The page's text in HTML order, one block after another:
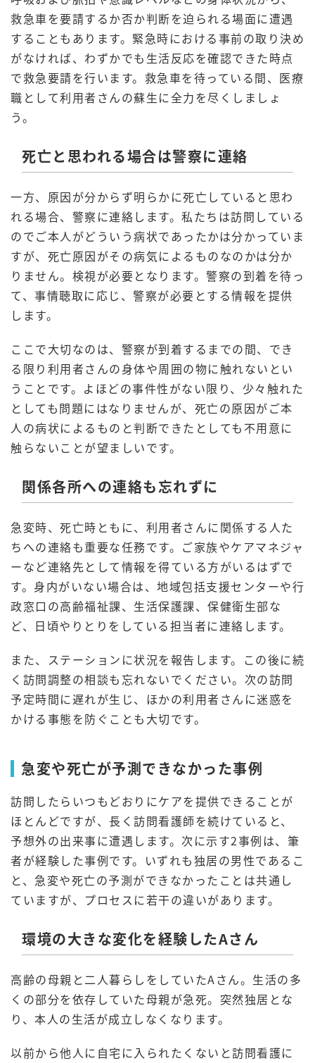
救急車を要請するか否か判断を迫られる場面に遭遇
することもあります。緊急時における事前の取り決め
がなければ、わずかでも生活反応を確認できた時点
で救急要請を行います。救急車を待っている間、医療
職として利用者さんの蘇生に全力を尽くしましょ
う。
死亡と思われる場合は警察に連絡
一方、原因が分からず明らかに死亡していると思わ
れる場合、警察に連絡します。私たちは訪問している
のでご本人がどういう病状であったかは分かっていま
すが、死亡原因がその病気によるものなのかは分か
りません。検視が必要となります。警察の到着を待っ
て、事情聴取に応じ、警察が必要とする情報を提供
します。
ここで大切なのは、警察が到着するまでの間、でき
る限り利用者さんの身体や周囲の物に触れないとい
うことです。よほどの事件性がない限り、少々触れた
としても問題にはなりませんが、死亡の原因がご本
人の病状によるものと判断できたとしても不用意に
触らないことが望ましいです。
関係各所への連絡も忘れずに
急変時、死亡時ともに、利用者さんに関係する人た
ちへの連絡も重要な任務です。ご家族やケアマネジャ
ーなど連絡先として情報を得ている方がいるはずで
す。身内がいない場合は、地域包括支援センターや行
政窓口の高齢福祉課、生活保護課、保健衛生部な
ど、日頃やりとりをしている担当者に連絡します。
また、ステーションに状況を報告します。この後に続
く訪問調整の相談も忘れないでください。次の訪問
予定時間に遅れが生じ、ほかの利用者さんに迷惑を
かける事態を防ぐことも大切です。
急変や死亡が予測できなかった事例
訪問したらいつもどおりにケアを提供できることが
ほとんどですが、長く訪問看護師を続けていると、
予想外の出来事に遭遇します。次に示す2事例は、筆
者が経験した事例です。いずれも独居の男性であるこ
と、急変や死亡の予測ができなかったことは共通し
ていますが、プロセスに若干の違いがあります。
環境の大きな変化を経験したAさん
高齢の母親と二人暮らしをしていたAさん。生活の多
くの部分を依存していた母親が急死。突然独居とな
り、本人の生活が成立しなくなります。
以前から他人に自宅に入られたくないと訪問看護に